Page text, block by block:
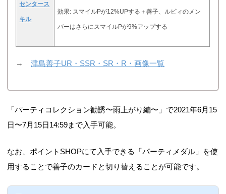
センタース
キル
効果: スマイルPが12%UPする＋善子、ルビィのメン
バーはさらにスマイルPが9%アップする
→津島善子UR・SSR・SR・R・画像一覧
「パーティコレクション勧誘〜雨上がり編〜」で2021年6月15
日〜7月15日14:59まで入手可能。
なお、ポイントSHOPにて入手できる「パーティメダル」を使
用することで善子のカードと切り替えることが可能です。